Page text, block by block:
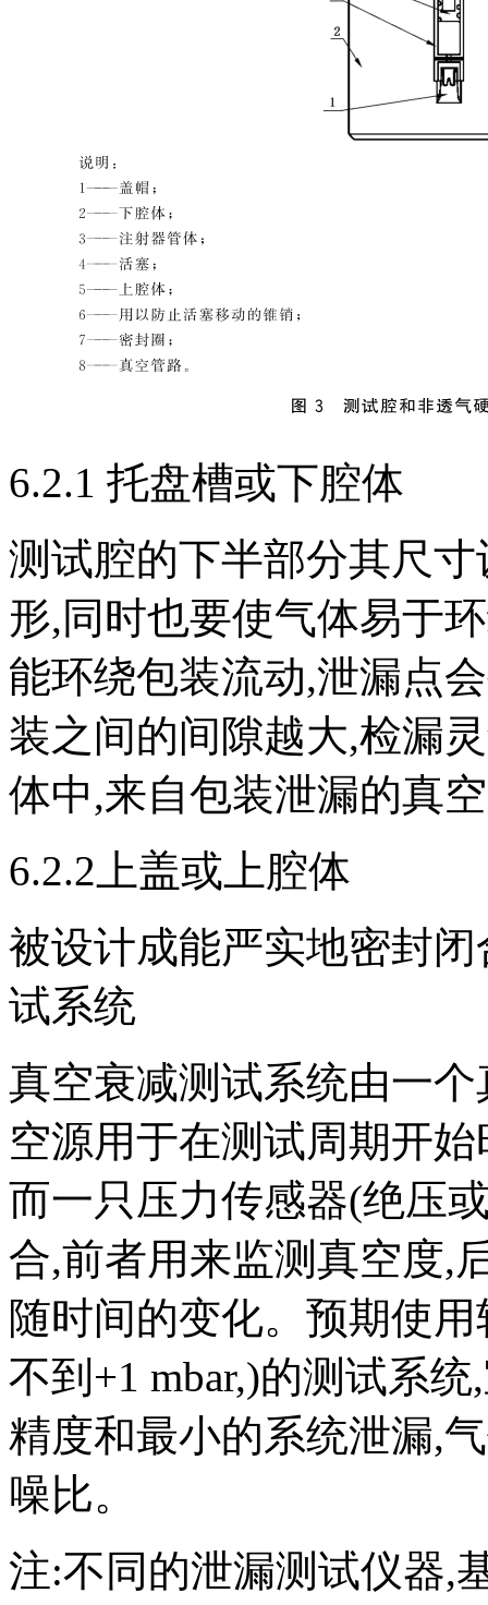
6.2.1 托盘槽或下腔体
测试腔的下半部分其尺
形,同时也要使气体易于
能环绕包装流动,泄漏点
装之间的间隙越大,检漏
体中,来自包装泄漏的真
6.2.2上盖或上腔体
被设计成能严实地密封
试系统
真空衰减测试系统由一
空源用于在测试周期开
而一只压力传感器(绝压
合,前者用来监测真空度,
随时间的变化。预期使
不到+1 mbar,)的测试系
精度和最小的系统泄漏,
噪比。
注:不同的泄漏测试仪器,